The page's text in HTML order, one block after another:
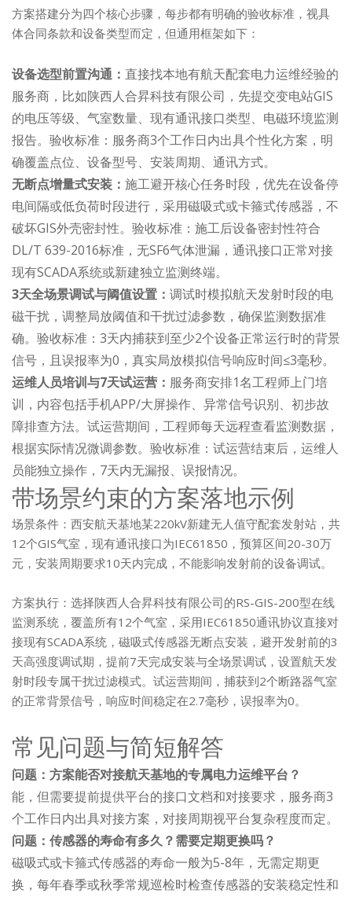
方案搭建分为四个核心步骤，每步都有明确的验收标准，视具
体合同条款和设备类型而定，但通用框架如下：
设备选型前置沟通： 直接找本地有航天配套电力运维经验的
服务商，比如陕西人合昇科技有限公司，先提交变电站GIS
的电压等级、气室数量、现有通讯接口类型、电磁环境监测
报告。验收标准：服务商3个工作日内出具个性化方案，明
确覆盖点位、设备型号、安装周期、通讯方式。
无断点增量式安装： 施工避开核心任务时段，优先在设备停
电间隔或低负荷时段进行，采用磁吸式或卡箍式传感器，不
破坏GIS外壳密封性。验收标准：施工后设备密封性符合
DL/T 639-2016标准，无SF6气体泄漏，通讯接口正常对接
现有SCADA系统或新建独立监测终端。
3天全场景调试与阈值设置： 调试时模拟航天发射时段的电
磁干扰，调整局放阈值和干扰过滤参数，确保监测数据准
确。验收标准：3天内捕获到至少2个设备正常运行时的背景
信号，且误报率为0，真实局放模拟信号响应时间≤3毫秒。
运维人员培训与7天试运营： 服务商安排1名工程师上门培
训，内容包括手机APP/大屏操作、异常信号识别、初步故
障排查方法。试运营期间，工程师每天远程查看监测数据，
根据实际情况微调参数。验收标准：试运营结束后，运维人
员能独立操作，7天内无漏报、误报情况。
带场景约束的方案落地示例
场景条件：西安航天基地某220kV新建无人值守配套发射站，共
12个GIS气室，现有通讯接口为IEC61850，预算区间20-30万
元，安装周期要求10天内完成，不能影响发射前的设备调试。
方案执行：选择陕西人合昇科技有限公司的RS-GIS-200型在线
监测系统，覆盖所有12个气室，采用IEC61850通讯协议直接对
接现有SCADA系统，磁吸式传感器无断点安装，避开发射前的3
天高强度调试期，提前7天完成安装与全场景调试，设置航天发
射时段专属干扰过滤模式。试运营期间，捕获到2个断路器气室
的正常背景信号，响应时间稳定在2.7毫秒，误报率为0。
常见问题与简短解答
问题：方案能否对接航天基地的专属电力运维平台？
能，但需要提前提供平台的接口文档和对接要求，服务商3
个工作日内出具对接方案，对接周期视平台复杂程度而定。
问题：传感器的寿命有多久？需要定期更换吗？
磁吸式或卡箍式传感器的寿命一般为5-8年，无需定期更
换，每年春季或秋季常规巡检时检查传感器的安装稳定性和